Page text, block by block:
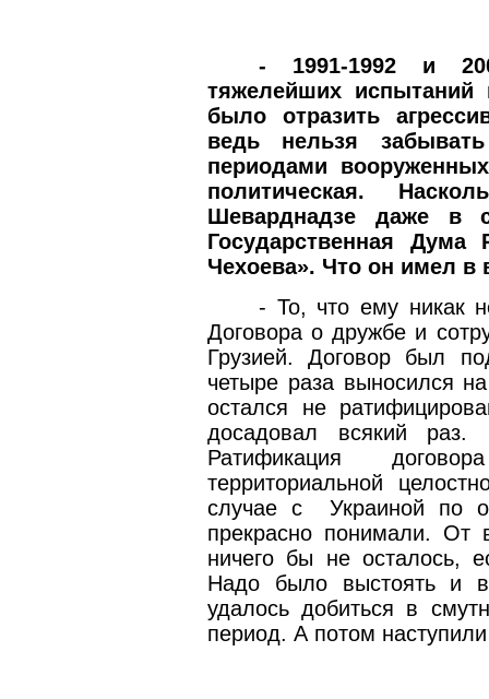
- 1991-1992 и
тяжелейших испытаний
было отразить
ведь нельзя
периодами
политическая.
Шеварднадзе даже в
Государственная
Чехоева». Что он имел в
- То, что ему никак
Договора о дружбе и
Грузией. Договор был
четыре раза выносился
остался не
досадовал всякий
Ратификация
территориальной
случае с
Украиной по
прекрасно понимали. От
ничего бы не осталось,
Надо было выстоять и в
удалось добиться в
период. А потом